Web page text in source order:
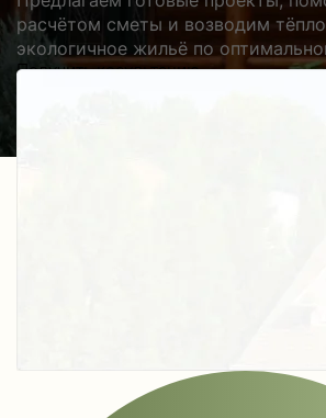
расчётом сметы и возводим
экологичное жильё по
Получить косультацию